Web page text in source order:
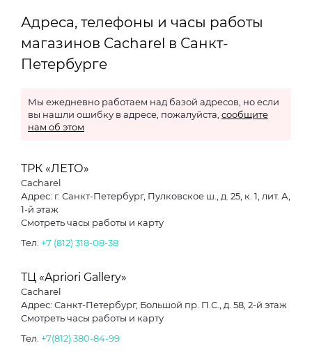
Адреса, телефоны и часы работы
магазинов Cacharel в Санкт-
Петербурге
Мы ежедневно работаем над базой адресов, но если
вы нашли ошибку в адресе, пожалуйста, сообщите
нам об этом
ТРК «ЛЕТО»
Cacharel
Адрес: г. Санкт-Петербург, Пулковское ш., д. 25, к. 1, лит. А,
1-й этаж
Смотреть часы работы и карту
Тел. +7 (812) 318-08-38
ТЦ «Apriori Gallery»
Cacharel
Адрес: Санкт-Петербург, Большой пр. П.С., д. 58, 2-й этаж
Смотреть часы работы и карту
Тел. +7(812) 380-84-99